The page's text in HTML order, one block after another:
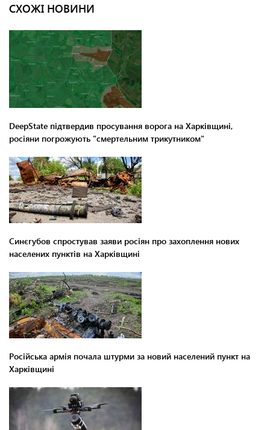
СХОЖІ НОВИНИ
DeepState підтвердив просування ворога на Харківщині,
росіяни погрожують "смертельним трикутником"
Синєгубов спростував заяви росіян про захоплення нових
населених пунктів на Харківщині
Російська армія почала штурми за новий населений пункт на
Харківщині